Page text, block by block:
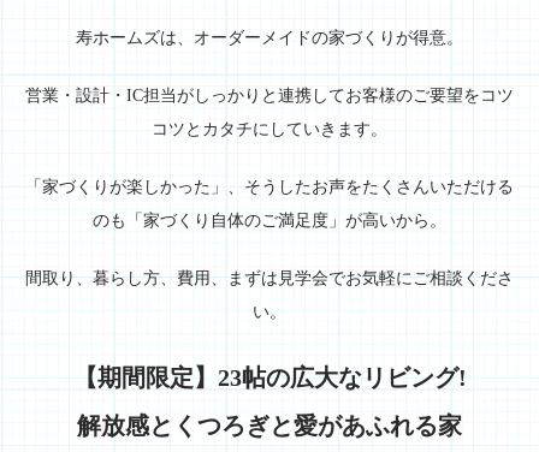
寿ホームズは、オーダーメイドの家づくりが得意。
営業・設計・IC担当がしっかりと連携してお客様のご要望をコツ
コツとカタチにしていきます。
「家づくりが楽しかった」、そうしたお声をたくさんいただける
のも「家づくり自体のご満足度」が高いから。
間取り、暮らし方、費用、まずは見学会でお気軽にご相談くださ
い。
【期間限定】23帖の広大なリビング!
解放感とくつろぎと愛があふれる家